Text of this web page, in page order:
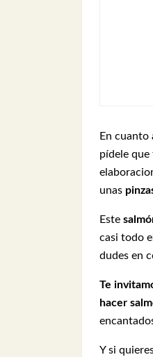
En cuanto
pídele que
unas
Este
casi todo
dudes en
Te
hacer
Y si